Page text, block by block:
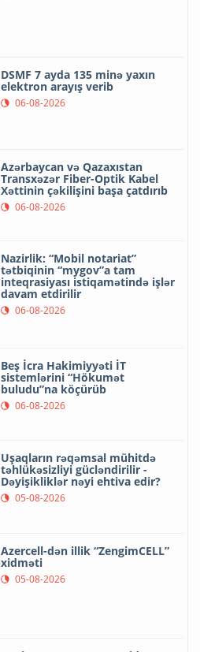
DSMF 7 ayda 135 minə yaxın
elektron arayış verib
06-08-2026
Azərbaycan və Qazaxıstan
Transxəzər Fiber-Optik Kabel
Xəttinin çəkilişini başa çatdırıb
06-08-2026
Nazirlik: “Mobil notariat”
tətbiqinin “mygov”a tam
inteqrasiyası istiqamətində işlər
davam etdirilir
06-08-2026
Beş İcra Hakimiyyəti İT
sistemlərini “Hökumət
buludu”na köçürüb
06-08-2026
Uşaqların rəqəmsal mühitdə
təhlükəsizliyi gücləndirilir -
Dəyişikliklər nəyi ehtiva edir?
05-08-2026
Azercell-dən illik “ZengimCELL”
xidməti
05-08-2026